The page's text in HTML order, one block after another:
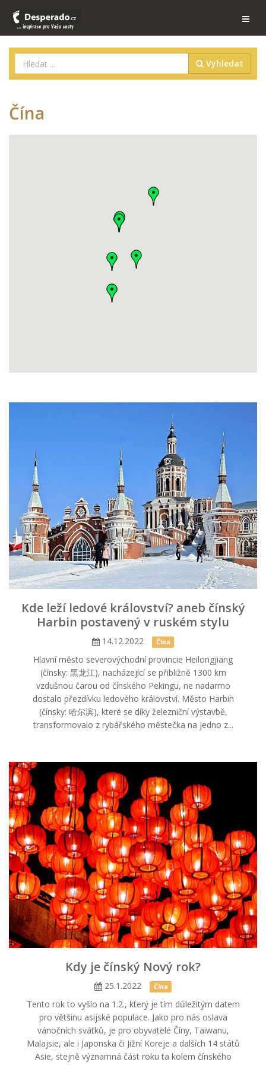
Vyhledat
Čína
Kde leží ledové království? aneb čínský
Harbin postavený v ruském stylu
14.12.2022 Čína
Hlavní město severovýchodní provincie Heilongjiang
(čínsky: 黑龙江), nacházející se přibližně 1300 km
vzdušnou čarou od čínského Pekingu, ne nadarmo
dostalo přezdívku ledového království. Město Harbin
(čínsky: 哈尔滨), které se díky železniční výstavbě,
transformovalo z rybářského městečka na jedno z...
Kdy je čínský Nový rok?
25.1.2022 Čína
Tento rok to vyšlo na 1.2., který je tím důležitým datem
pro většinu asijské populace. Jako pro nás oslava
vánočních svátků, je pro obyvatelé Číny, Taiwanu,
Malajsie, ale i Japonska či Jižní Koreje a dalších 14 států
Asie, stejně významná část roku ta kolem čínského